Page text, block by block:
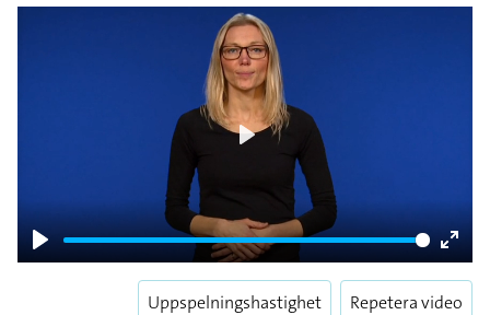
Play
Enter
Uppspelningshastighet Repetera video